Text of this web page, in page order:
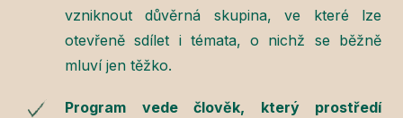
vzniknout důvěrná skupina, ve které lze
otevřeně sdílet i témata, o nichž se běžně
mluví jen těžko.
Program vede člověk, který prostředí